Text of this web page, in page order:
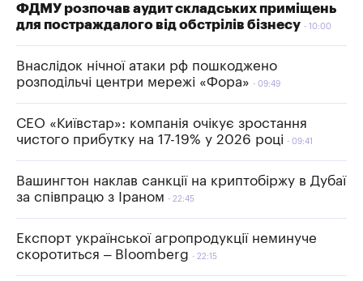
ФДМУ розпочав аудит складських приміщень
для постраждалого від обстрілів бізнесу
10:00
Внаслідок нічної атаки рф пошкоджено
розподільчі центри мережі «Фора»
09:49
СЕО «Київстар»: компанія очікує зростання
чистого прибутку на 17-19% у 2026 році
09:41
Вашингтон наклав санкції на криптобіржу в Дубаї
за співпрацю з Іраном
22:45
Експорт української агропродукції неминуче
скоротиться – Bloomberg
22:15